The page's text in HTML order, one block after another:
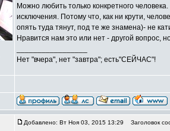
Можно любить только конкретного
исключения. Потому что, как ни крути,
опять туда тянут, под те же знамена)- не
Нравится нам это или нет - другой вопрос,
Нет "вчера", нет "завтра"; есть"СЕЙЧАС"!
Добавлено: Вт Ноя 03, 2015 13:29 Заголовок